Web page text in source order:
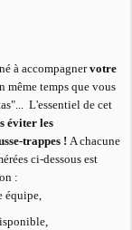
à accompagnervotre
même temps que vous
L'essentiel de cet
éviter les
trappes !A chacune
ci-dessous est
:
équipe,